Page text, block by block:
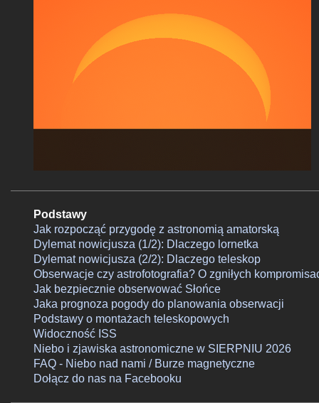
Podstawy
Jak rozpocząć przygodę z astronomią amatorską
Dylemat nowicjusza (1/2): Dlaczego lornetka
Dylemat nowicjusza (2/2): Dlaczego teleskop
Obserwacje czy astrofotografia? O zgniłych
Jak bezpiecznie obserwować Słońce
Jaka prognoza pogody do planowania obserwacji
Podstawy o montażach teleskopowych
Widoczność ISS
Niebo i zjawiska astronomiczne w SIERPNIU 2026
FAQ - Niebo nad nami / Burze magnetyczne
Dołącz do nas na Facebooku